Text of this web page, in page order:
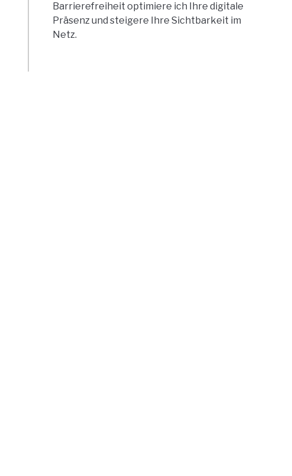
Barrierefreiheit optimiere ich Ihre digitale
Präsenz und steigere Ihre Sichtbarkeit im
Netz.